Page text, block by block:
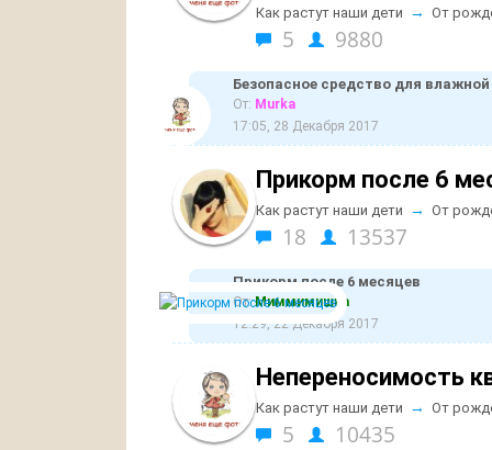
Как растут наши дети → От
5 9880
Безопасное средство для
От: Murka
17:05, 28 Декабря 2017
Прикорм после 6
Как растут наши дети → От
18 13537
Прикорм после 6 месяцев
От:Миммимишка
12:29, 22 Декабря 2017
Непереносимость
Как растут наши дети → От
5 10435